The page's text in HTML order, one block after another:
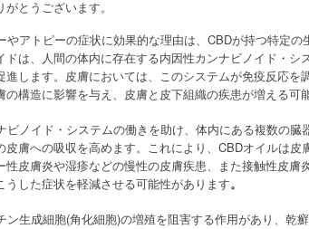
とうございます。
やアトピーの症状に効果的な理由は、CBDが持つ特定
は、人間の体内に存在する内因性カンナビノイド・シ
します。皮膚においては、このシステムが免疫反応を
の構造に影響を与え、皮膚と皮下組織の疾患が増える可
ビノイド・システムの働きを助け、体内にある複数の
膚への吸収を高めます。これにより、CBDオイルは
皮膚炎や湿疹などの慢性の皮膚疾患、また接触性皮膚
した症状を軽減させる可能性があります。
ン生成細胞(角化細胞)の増殖を阻害する作用があり、乾